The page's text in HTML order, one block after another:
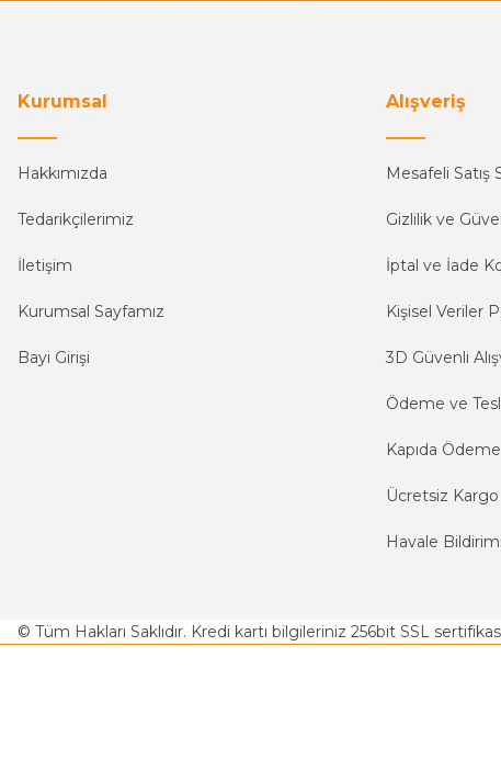
Kurumsal
Hakkımızda
Tedarikçilerimiz
İletişim
Kurumsal Sayfamız
Bayi Girişi
Alışveriş
Mesafeli Satış
Gizlilik ve
İptal ve İade
Kişisel Veriler
3D Güvenli
Ödeme ve
Kapıda Ödeme
Ücretsiz Kargo
Havale Bildirimi
© Tüm Hakları Saklıdır. Kredi kartı bilgileriniz 256bit SSL